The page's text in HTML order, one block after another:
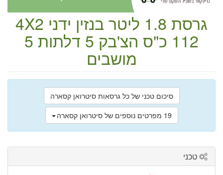
גרסת 1.8 ליטר בנזין ידני
112 כ"ס הצ'בק 5
מושבים
סיכום טכני של כל גרסאות סיטרואן קסארה
19 מפרטים נוספים של סיטרואן קסארה
טכני